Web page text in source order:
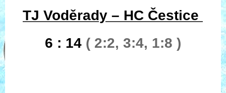
TJ Voděrady – HC Čestice
6 : 14 ( 2:2, 3:4, 1:8 )